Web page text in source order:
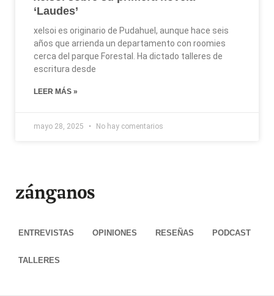
‘Laudes’
xelsoi es originario de Pudahuel, aunque hace seis
años que arrienda un departamento con roomies
cerca del parque Forestal. Ha dictado talleres de
escritura desde
LEER MÁS »
mayo 28, 2025 No hay comentarios
ENTREVISTAS OPINIONES RESEÑAS PODCAST
TALLERES